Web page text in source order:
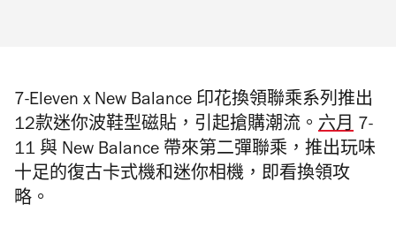
7-Eleven x New Balance 印花換領聯乘系列推出
12款迷你波鞋型磁貼，引起搶購潮流。 六月 7-
11 與 New Balance 帶來第二彈聯乘，推出玩味
十足的復古卡式機和迷你相機，即看換領攻
略。